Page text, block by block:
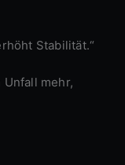
Stabilität.“